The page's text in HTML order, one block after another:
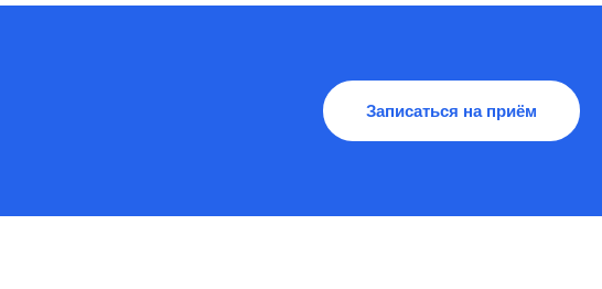
Записаться на приём